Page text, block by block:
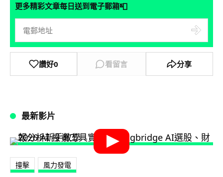
更多精彩文章每日送到電子郵箱📮
讚好0 看留言 分享
最新影片
撞擊 風力發電